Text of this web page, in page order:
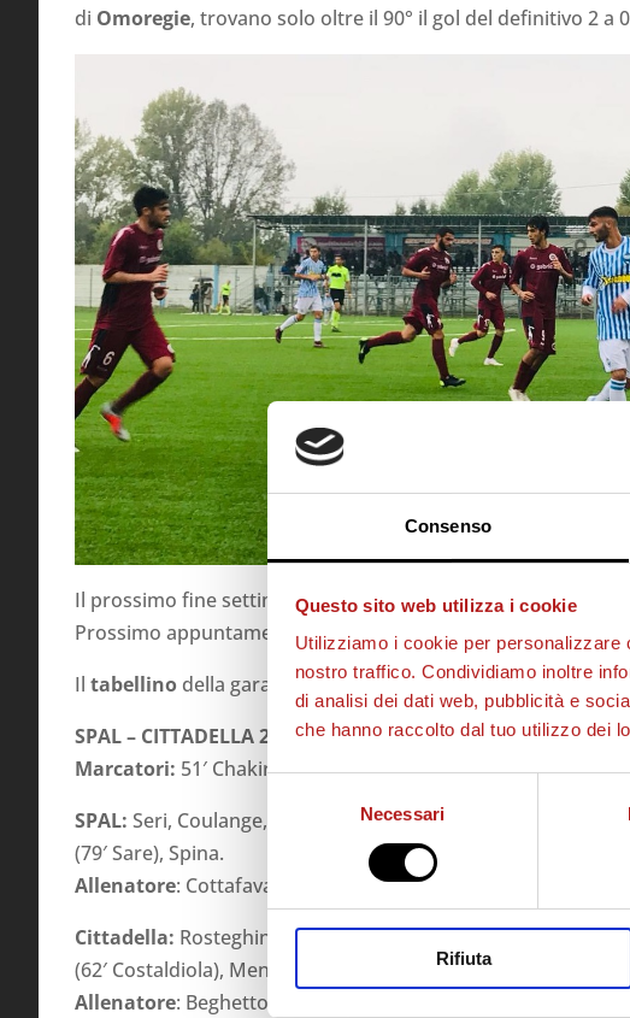
Consenso
Questo sito web utilizza i cookie
Utilizziamo i cookie per personalizzare
nostro traffico. Condividiamo inoltre
di analisi dei dati web, pubblicità e
che hanno raccolto dal tuo utilizzo dei
Necessari
Rifiuta
di Omoregie, trovano solo oltre il 90° il gol del definitivo 2 a
Il prossimo fine settimana, come per le prime squadre,
Prossimo appuntamento per igranata sabato 20 ottobre,
Il tabellino della gara di Ferrara:
SPAL – CITTADELLA 2 – 0
Marcatori: 51′ Chakir, 93’ Spina.
SPAL: Seri, Coulange, Farcas, Salvi (46′ Martina), Esposito,
(79′ Sare), Spina.
Allenatore: Cottafava.
Cittadella: Rosteghin, Cervasio, Zanella, Bozzato, Addolori,
(62′ Costaldiola), Menon (78′ Volpato).
Allenatore: Beghetto.